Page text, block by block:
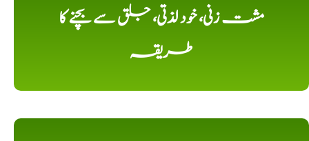
مشت زنی، خود لذتی، جلق سے بچنے کا
طریقہ